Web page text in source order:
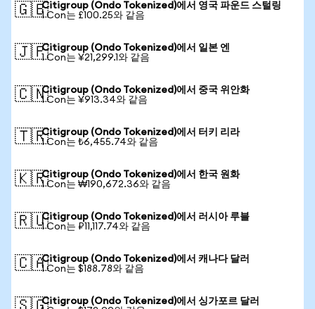
🇬🇧Citigroup (Ondo Tokenized)에서 영국 파운드 스털링
1 Con는 £100.25와 같음
🇯🇵Citigroup (Ondo Tokenized)에서 일본 엔
1 Con는 ¥21,299.1와 같음
🇨🇳Citigroup (Ondo Tokenized)에서 중국 위안화
1 Con는 ¥913.34와 같음
🇹🇷Citigroup (Ondo Tokenized)에서 터키 리라
1 Con는 ₺6,455.74와 같음
🇰🇷Citigroup (Ondo Tokenized)에서 한국 원화
1 Con는 ₩190,672.36와 같음
🇷🇺Citigroup (Ondo Tokenized)에서 러시아 루블
1 Con는 ₽11,117.74와 같음
🇨🇦Citigroup (Ondo Tokenized)에서 캐나다 달러
1 Con는 $188.78와 같음
Citigroup (Ondo Tokenized)에서 싱가포르 달러